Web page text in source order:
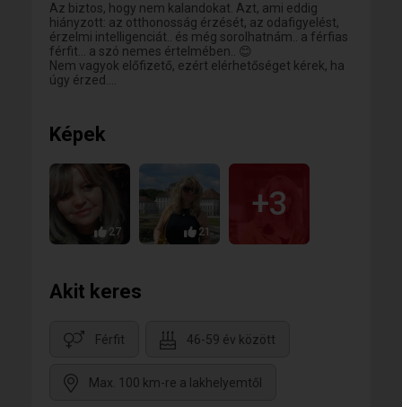
Az biztos, hogy nem kalandokat. Azt, ami eddig
hiányzott: az otthonosság érzését, az odafigyelést,
érzelmi intelligenciát.. és még sorolhatnám.. a férfias
férfit... a szó nemes értelmében.. 😊
Nem vagyok előfizető, ezért elérhetőséget kérek, ha
úgy érzed....
Képek
27 21
+3
Akit keres
Férfit 46-59 év között
Max. 100 km-re a lakhelyemtől